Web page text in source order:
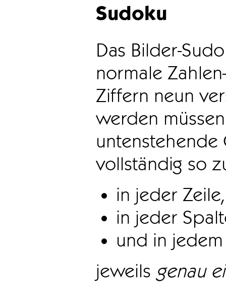
Sudoku
Das Bilder-
normale
Ziffern neun
werden
vollständig so
in jeder Zeile,
in jeder
und in
jeweils genau